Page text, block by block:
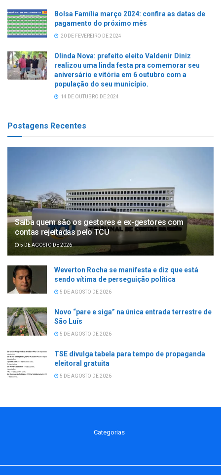
Bolsa Família março 2024: confira as datas de
pagamento do próximo mês
20 DE FEVEREIRO DE 2024
Olinda Nova: prefeito eleito Valdenir Diniz
realizou uma linda festa pra comemorar seu
aniversário e vitória em 6 outubro com a
população do seu município.
14 DE OUTUBRO DE 2024
Postagens Recentes
Saiba quem são os gestores e ex-gestores com
contas rejeitadas pelo TCU
5 DE AGOSTO DE 2026
Weverton Rocha se manifesta e diz que está
sendo vítima de perseguição política
5 DE AGOSTO DE 2026
Novo “pare e siga” na única entrada terrestre de
São Luís
5 DE AGOSTO DE 2026
TSE divulga tabela para tempo de propaganda
eleitoral gratuita
5 DE AGOSTO DE 2026
Categorias